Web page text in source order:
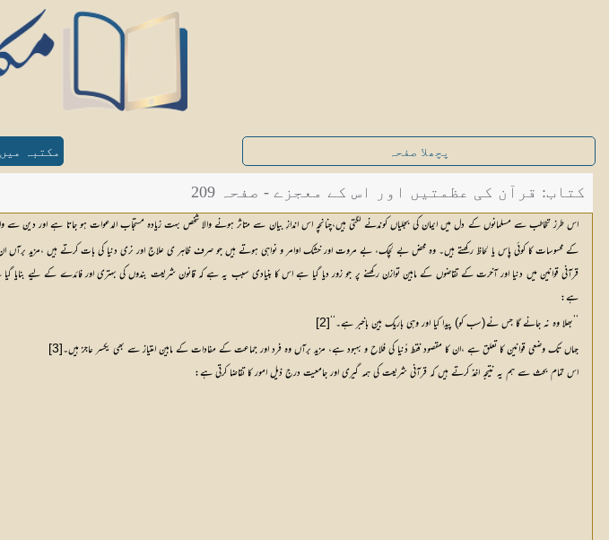
پچھلا صفحہ مکتبہ
کتاب: قرآن کی عظمتیں اور اس کے معجزے - صفحہ 209
اس طرز تخاطب سے مسلمانوں کے دل میں ایمان کی بجلیاں کوندنے لگتی ہیں،چنانچہ اس اندازِ بیان سے متاثر ہونے والا شخص بہت زیادہ مستجاب الدعوات ہو جاتا ہے اور
کے محسوسات کا کوئی پاس یا لحاظ رکھتے ہیں۔ وہ محض بے لچک، بے مروت اور خشک اوامر و نواہی ہوتے ہیں جو صرف ظاہر ی علاج اور نری دنیا کی بات کرتے ہیں ،مزید برآں ان
قرآنی قوانین میں دنیا اور آخرت کے تقاضوں کے مابین توازن رکھنے پر جو زور دیا گیا ہے اس کا بنیادی سبب یہ ہے کہ قانون شریعت بندوں کی بہتری اور فائدے کے لیے
ہے:
’’بھلا وہ نہ جانے گا جس نے(سب کو) پیدا کیا اور وہی باریک بین باخبر ہے۔‘‘ [2]
جہاں تک وضعی قوانین کا تعلق ہے ،ان کا مقصود فقط دُنیا کی فلاح و بہبود ہے، مزید برآں وہ فرد اور جماعت کے مفادات کے مابین امتیاز سے بھی یکسر عاجز ہیں۔[3]
اس تمام بحث سے ہم یہ نتیجہ اخذ کرتے ہیں کہ قرآنی شریعت کی ہمہ گیری اور جامعیت درج ذیل امور کا تقاضا کرتی ہے: